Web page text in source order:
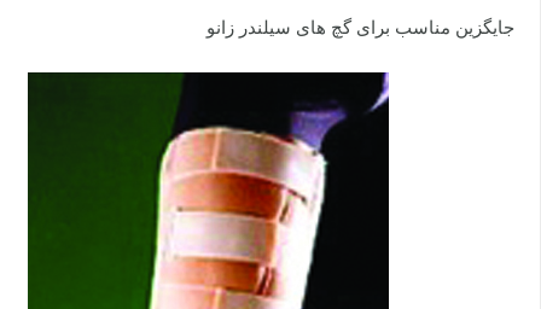
جایگزین مناسب برای گچ های سیلندر زانو